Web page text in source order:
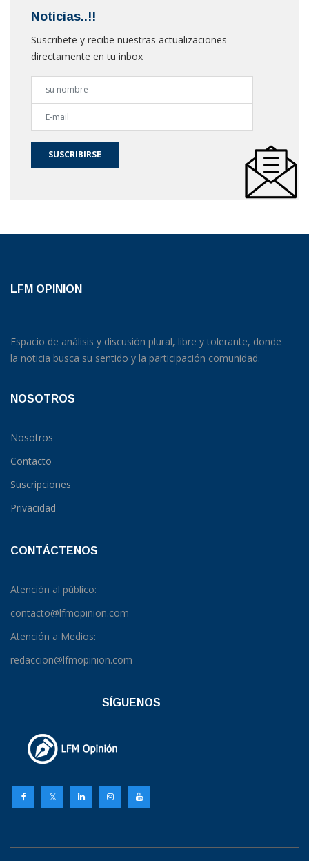
Noticias..!!
Suscribete y recibe nuestras actualizaciones
directamente en tu inbox
SUSCRIBIRSE
LFM OPINION
Espacio de análisis y discusión plural, libre y tolerante, donde
la noticia busca su sentido y la participación comunidad.
NOSOTROS
Nosotros
Contacto
Suscripciones
Privacidad
CONTÁCTENOS
Atención al público:
contacto@lfmopinion.com
Atención a Medios:
redaccion@lfmopinion.com
SÍGUENOS